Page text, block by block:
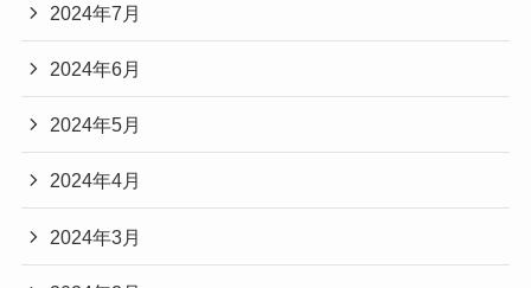
2024年7月
2024年6月
2024年5月
2024年4月
2024年3月